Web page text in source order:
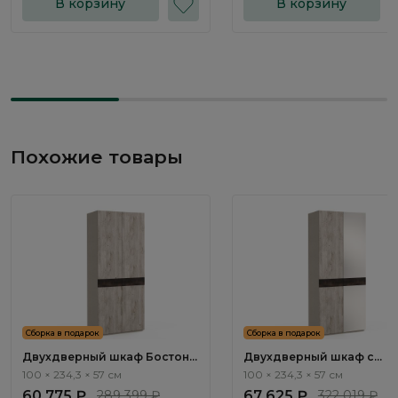
В корзину В корзину
Похожие товары
Сборка в подарок
Двухдверный шкаф Бостон /
Boston BT121.0
100 × 234,3 × 57 см
Сборка в подарок
Двухдверный шкаф с
зеркалом Бостон / Boston
100 × 234,3 × 57 см